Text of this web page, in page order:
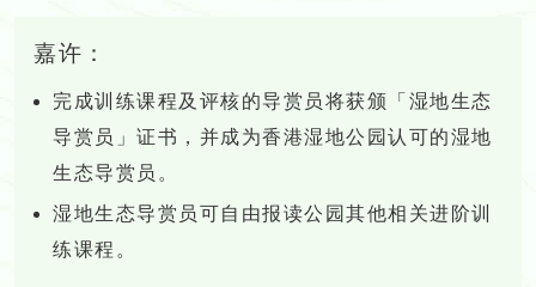
嘉许：
完成训练课程及评核的导赏员将获颁「湿地生态
导赏员」证书，并成为香港湿地公园认可的湿地
生态导赏员。
湿地生态导赏员可自由报读公园其他相关进阶训
练课程。